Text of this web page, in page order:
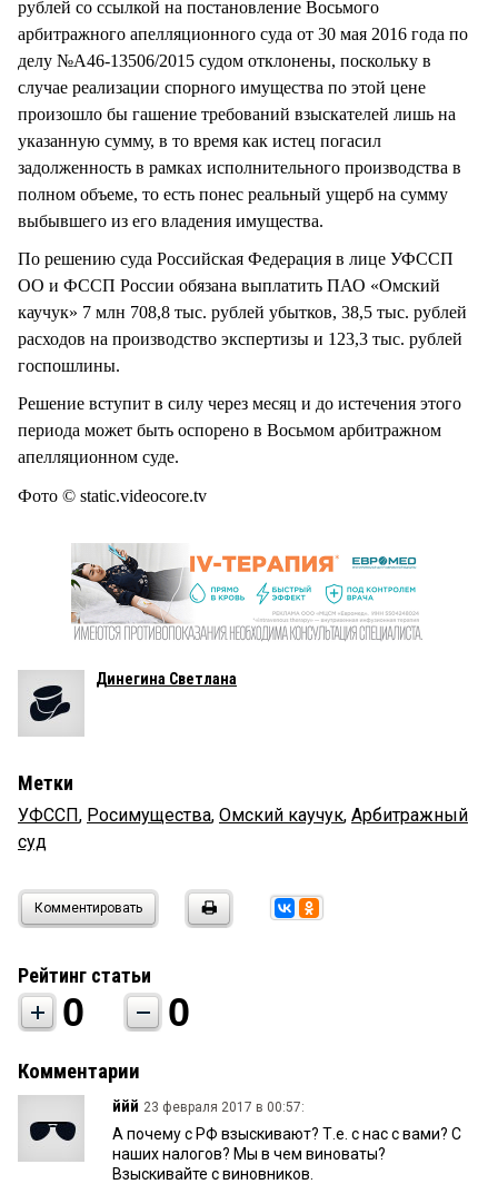
рублей со ссылкой на постановление Восьмого
арбитражного апелляционного суда от 30 мая 2016 года по
делу №А46-13506/2015 судом отклонены, поскольку в
случае реализации спорного имущества по этой цене
произошло бы гашение требований взыскателей лишь на
указанную сумму, в то время как истец погасил
задолженность в рамках исполнительного производства в
полном объеме, то есть понес реальный ущерб на сумму
выбывшего из его владения имущества.
По решению суда Российская Федерация в лице УФССП
ОО и ФССП России обязана выплатить ПАО «Омский
каучук» 7 млн 708,8 тыс. рублей убытков, 38,5 тыс. рублей
расходов на производство экспертизы и 123,3 тыс. рублей
госпошлины.
Решение вступит в силу через месяц и до истечения этого
периода может быть оспорено в Восьмом арбитражном
апелляционном суде.
Фото © static.videocore.tv
Динегина Светлана
Метки
УФССП, Росимущества, Омский каучук, Арбитражный
суд
Комментировать
Рейтинг статьи
0 0
Комментарии
ййй 23 февраля 2017 в 00:57:
А почему с РФ взыскивают? Т.е. с нас с вами? С
наших налогов? Мы в чем виноваты?
Взыскивайте с виновников.